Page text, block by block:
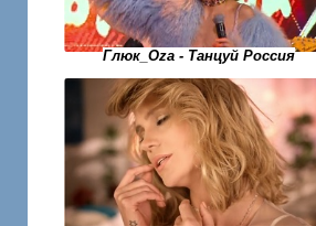
Глюк_Oza - Танцуй Россия